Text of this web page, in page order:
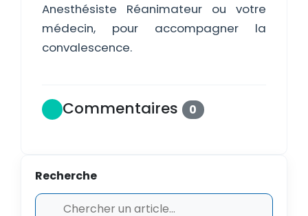
Anesthésiste Réanimateur ou votre
médecin, pour accompagner la
convalescence.
Commentaires 0
Recherche